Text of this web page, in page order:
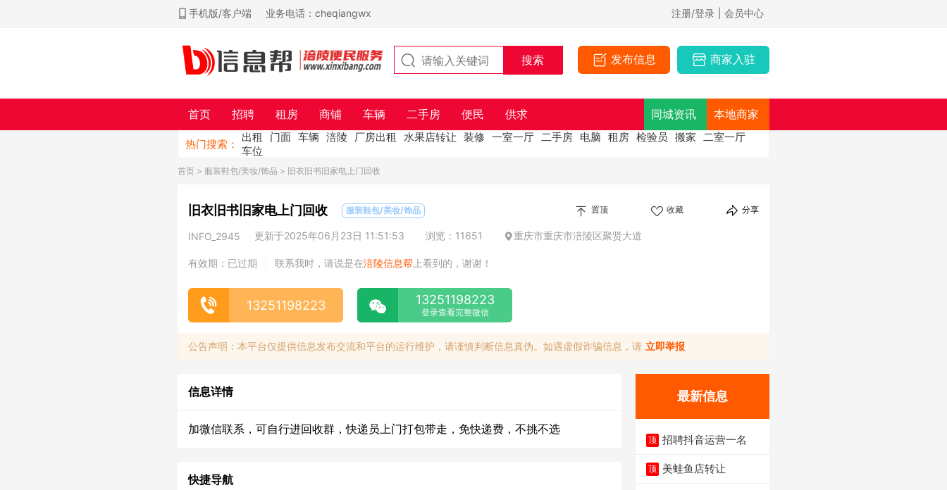
手机版/客户端 业务电话：cheqiangwx 注册/登录 | 会员中心
发布信息 商家入驻
首页 招聘 租房 商铺 车辆 二手房 便民 供求 同城资讯 本地商家
热门搜索：
出租 门面 车辆 涪陵 厂房出租 水果店转让 装修 一室一厅 二手房 电脑 租房 检验员 搬家 二室一厅
车位
首页 > 服装鞋包/美妆/饰品 > 旧衣旧书旧家电上门回收
旧衣旧书旧家电上门回收 服装鞋包/美妆/饰品 置顶 收藏 分享
INFO_2945 更新于2025年06月23日 11:51:53 浏览：11651 重庆市重庆市涪陵区聚贤大道
有效期：已过期 联系我时，请说是在涪陵信息帮 上看到的，谢谢！
13251198223 13251198223
登录查看完整微信
公告声明：本平台仅提供信息发布交流和平台的运行维护，请谨慎判断信息真伪。如遇虚假诈骗信息，请 立即举报
信息详情
加微信联系，可自行进回收群，快递员上门打包带走，免快递费，不挑不选
快捷导航
最新信息
顶 招聘抖音运营一名
顶 美蛙鱼店转让